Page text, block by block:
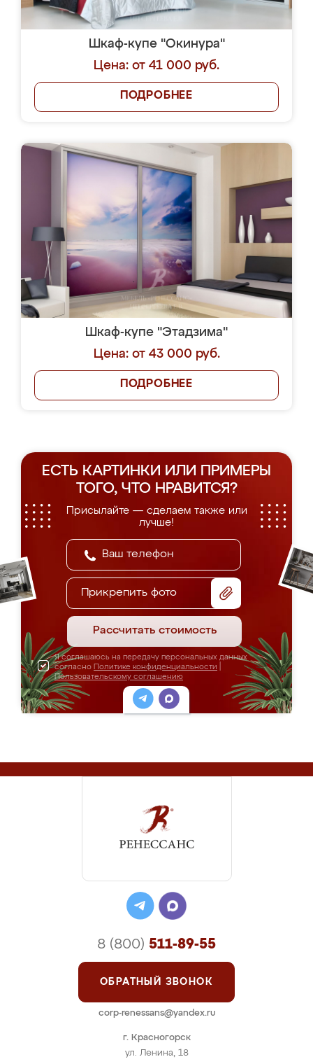
Шкаф-купе "Окинура"
Цена: от 41 000 руб.
ПОДРОБНЕЕ
Шкаф-купе "Этадзима"
Цена: от 43 000 руб.
ПОДРОБНЕЕ
ЕСТЬ КАРТИНКИ ИЛИ ПРИМЕРЫ
ТОГО, ЧТО НРАВИТСЯ?
Присылайте — сделаем также или
лучше!
Прикрепить фото
Рассчитать стоимость
Я соглашаюсь на передачу персональных данных
согласно Политике конфиденциальности
Пользовательскому соглашению
г. Красногорск
ул. Ленина, 18
8 (800) 511-89-55
ОБРАТНЫЙ ЗВОНОК
corp-renessans@yandex.ru